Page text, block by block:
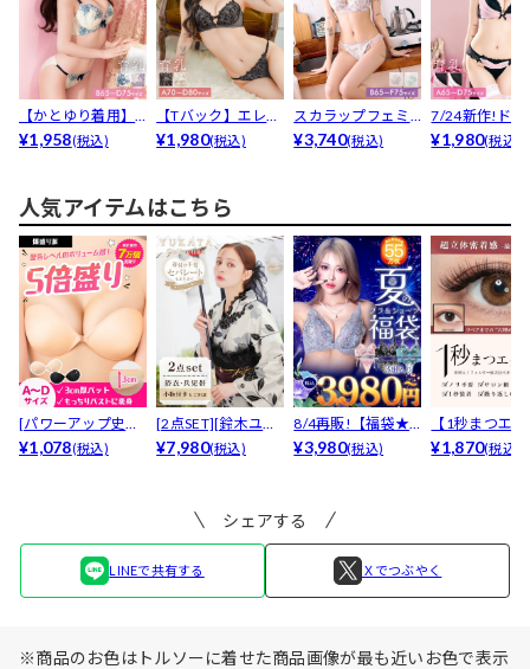
【かとゆり着用】
ノーブルパステル
¥1,958(税込)
【Tバック】エレガ
ントブルームコー
¥1,980(税込)
スカラップフェミ
ニンフルーレット
¥3,740(税込)
7/24新作!ドレ
シフォンレー
¥1,980(税込)
人気アイテムはこちら
[パワーアップ史上
最強5倍盛りアップ
¥1,078(税込)
[2点SET][鈴木ユリ
ア(baby)...
¥7,980(税込)
8/4再販!【福袋★
ブラセット3点
¥3,980(税込)
【1秒まつエ
リュームタイ
¥1,870(税込)
シェアする
LINEで共有する Ｘでつぶやく
※商品のお色はトルソーに着せた商品画像が最も近いお色で表示